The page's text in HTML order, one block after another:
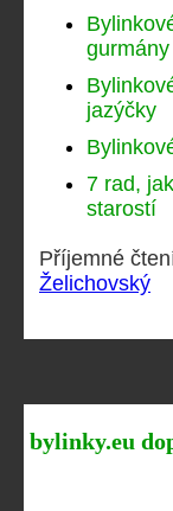
gurmány
jazýčky
7 rad,
starostí
Příjemné
Želichovský
bylinky.eu